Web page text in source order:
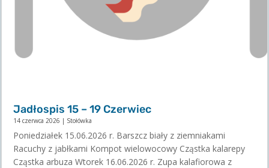
Jadłospis 15 – 19 Czerwiec
14 czerwca 2026 | Stołówka
Poniedziałek 15.06.2026 r. Barszcz biały z ziemniakami
Racuchy z jabłkami Kompot wielowocowy Cząstka kalarepy
Cząstka arbuza Wtorek 16.06.2026 r. Zupa kalafiorowa z